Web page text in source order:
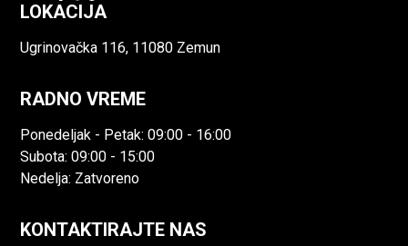
LOKACIJA
Ugrinovačka 116, 11080 Zemun
RADNO VREME
Ponedeljak - Petak: 09:00 - 16:00
Subota: 09:00 - 15:00
Nedelja: Zatvoreno
KONTAKTIRAJTE NAS